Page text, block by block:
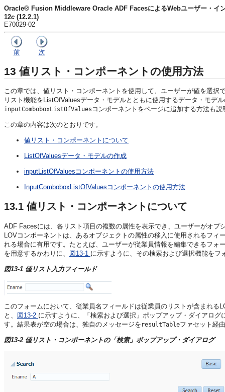
Oracle® Fusion Middleware Oracle ADF FacesによるWebユーザー・イ
12c (12.2.1)
E70029-02
前 次
13 値リスト・コンポーネントの使用方法
この章では、値リスト・コンポーネントを使用して、ユーザーが値を選
リスト機能をListOfValuesデータ・モデルとともに使用するデータ・モデ
inputComboboxListOfValues コンポーネントをページに追加する方法も説
この章の内容は次のとおりです。
値リスト・コンポーネントについて
ListOfValuesデータ・モデルの作成
inputListOfValuesコンポーネントの使用方法
InputComboboxListOfValuesコンポーネントの使用方法
13.1 値リスト・コンポーネントについて
ADF Facesには、各リスト項目の複数の属性を表示でき、ユーザーがオ
LOVコンポーネントは、あるオブジェクトの属性の移入に使用されるフ
れる場合に有用です。たとえば、ユーザーが従業員情報を編集できるフ
を用意するかわりに、 図13-1 に示すように、その検索および選択機能をフ
図13-1 値リスト入力フィールド
このフォームにおいて、従業員名フィールドは従業員のリストが含まれる
と、
図13-2 に示すように、「検索および選択」ポップアップ・ダイアロ
す。結果表が空の場合は、独自のメッセージを resultTableファセット経
図13-2 値リスト・コンポーネントの「検索」ポップアップ・ダイアログ